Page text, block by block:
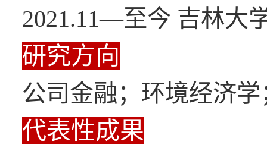
2021.11—至今 吉林大
研究方向
公司金融；环境经济
代表性成果